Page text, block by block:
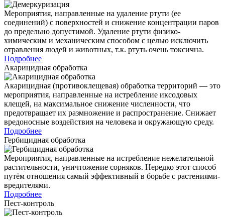
Мероприятия, направленные на удаление ртути (ее
соединений) с поверхностей и снижение концентрации паров
до предельно допустимой. Удаление ртути физико-
химическим и механическим способом с целью исключить
отравления людей и животных, т.к. ртуть очень токсична.
Подробнее
Акарицидная обработка
Акарицидная (противоклещевая) обработка территорий — это
мероприятия, направленные на истребление иксодовых
клещей, на максимальное снижение численности, что
предотвращает их размножение и распространение. Снижает
вредоносные воздействия на человека и окружающую среду.
Подробнее
Гербицидная обработка
Мероприятия, направленные на истребление нежелательной
растительности, уничтожение сорняков. Нередко этот способ
путём отношения самый эффективный в борьбе с растениями-
вредителями.
Подробнее
Пест-контроль